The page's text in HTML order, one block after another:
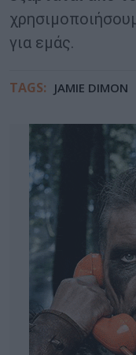
για εμάς.
TAGS: JAMIE DIMON